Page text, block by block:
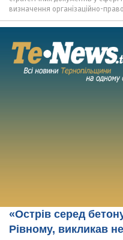
визначення організаційно-
«Острів серед
Рівному, викликав